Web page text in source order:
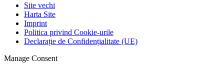
Site vechi
Harta Site
Imprint
Politica privind Cookie-urile
Declarație de Confidențialitate (UE)
Manage Consent